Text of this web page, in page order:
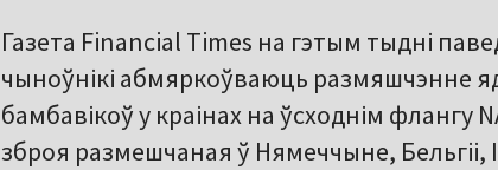
Газета Financial Times на гэтым тыдні
чыноўнікі абмяркоўваюць размяшчэнне
бамбавікоў у краінах на ўсходнім
зброя размешчаная ў Нямеччыне, Бельгіі,